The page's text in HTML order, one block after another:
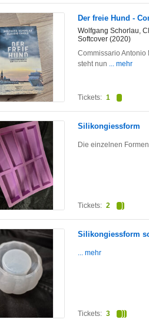
Der freie Hund -
Wolfgang Schorlau,
Softcover (2020)
Commissario Antonio
steht nun ... mehr
Tickets: 1
Silikongiessform
Die einzelnen
Tickets: 2
Silikongiessform
... mehr
Tickets: 3